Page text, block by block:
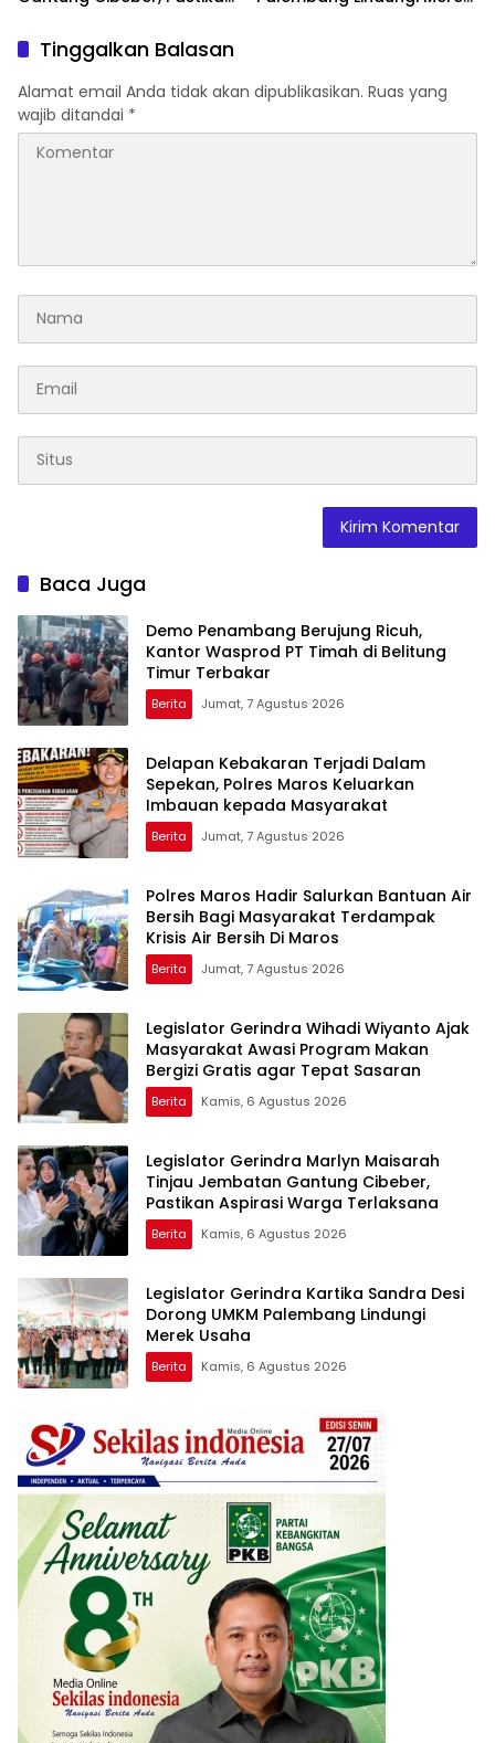
Tinggalkan Balasan
Alamat email Anda tidak akan dipublikasikan. Ruas yang
wajib ditandai *
Baca Juga
Demo Penambang Berujung Ricuh,
Kantor Wasprod PT Timah di Belitung
Timur Terbakar
Berita Jumat, 7 Agustus 2026
Delapan Kebakaran Terjadi Dalam
Sepekan, Polres Maros Keluarkan
Imbauan kepada Masyarakat
Berita Jumat, 7 Agustus 2026
Polres Maros Hadir Salurkan Bantuan Air
Bersih Bagi Masyarakat Terdampak
Krisis Air Bersih Di Maros
Berita Jumat, 7 Agustus 2026
Legislator Gerindra Wihadi Wiyanto Ajak
Masyarakat Awasi Program Makan
Bergizi Gratis agar Tepat Sasaran
Berita Kamis, 6 Agustus 2026
Legislator Gerindra Marlyn Maisarah
Tinjau Jembatan Gantung Cibeber,
Pastikan Aspirasi Warga Terlaksana
Berita Kamis, 6 Agustus 2026
Legislator Gerindra Kartika Sandra Desi
Dorong UMKM Palembang Lindungi
Merek Usaha
Berita Kamis, 6 Agustus 2026